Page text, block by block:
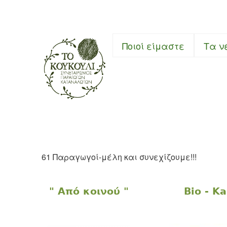
Ποιοί είμαστε Τα
61 Παραγωγοί-μέλη και συνεχίζουμε!!!
" Από κοινού " Bio -